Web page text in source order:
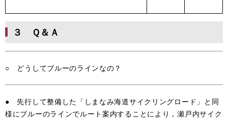
３ Ｑ＆Ａ
○ どうしてブルーのラインなの？
● 先行して整備した「しまなみ海道サイクリングロード」と同
様にブルーのラインでルート案内することにより，瀬戸内サイク